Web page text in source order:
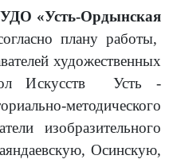
«Усть-Ордынская
плану работы,
художественных
Искусств Усть -
методического
изобразительного
Осинскую,